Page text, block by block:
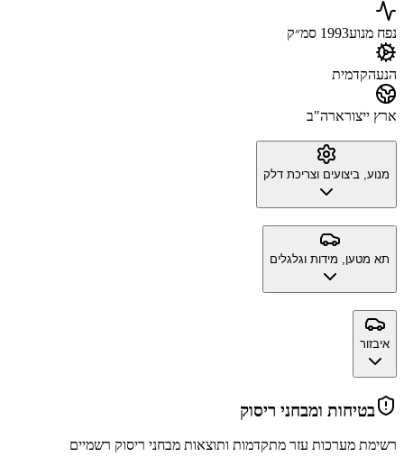
נפח מנוע1993 סמ״ק
הנעהקדמית
ארץ ייצורארה"ב
מנוע, ביצועים וצריכת דלק
תא מטען, מידות וגלגלים
איבזור
בטיחות ומבחני ריסוק
רשימת מערכות עזר מתקדמות ותוצאות מבחני ריסוק רשמיים